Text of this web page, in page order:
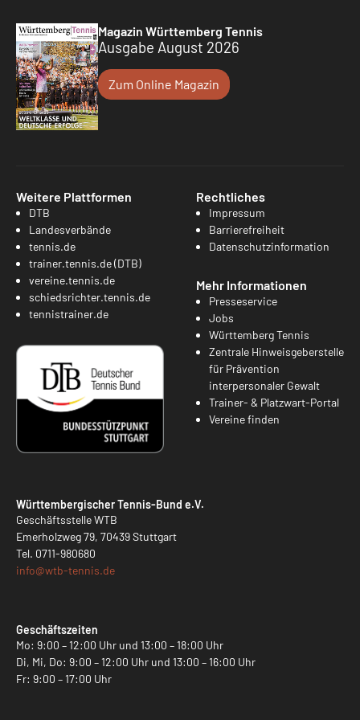
Magazin Württemberg Tennis
Ausgabe August 2026
Zum Online Magazin
Weitere Plattformen
DTB
Landesverbände
tennis.de
trainer.tennis.de (DTB)
vereine.tennis.de
schiedsrichter.tennis.de
tennistrainer.de
Rechtliches
Impressum
Barrierefreiheit
Datenschutzinformation
Mehr Informationen
Presseservice
Jobs
Württemberg Tennis
Zentrale Hinweisgeberstelle
für Prävention
interpersonaler Gewalt
Trainer- & Platzwart-Portal
Vereine finden
Württembergischer Tennis-Bund e.V.
Geschäftsstelle WTB
Emerholzweg 79, 70439 Stuttgart
Tel. 0711-980680
info@wtb-tennis.de
Geschäftszeiten
Mo: 9:00 – 12:00 Uhr und 13:00 – 18:00 Uhr
Di, Mi, Do: 9:00 – 12:00 Uhr und 13:00 – 16:00 Uhr
Fr: 9:00 – 17:00 Uhr